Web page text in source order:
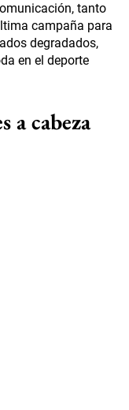
tanto
campaña para
degradados,
en el deporte
a cabeza